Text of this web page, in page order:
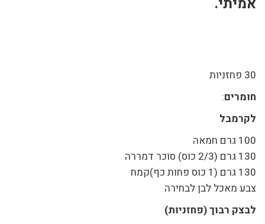
30 פחזניות
חומרים:
לקרמבל
100 גרם חמאה
130 גרם (2/3 כוס) סוכר דמררה
130 גרם (1 כוס פחות כף)קמח
צבע מאכל לבן לבחירה
לבצק רבוך (פחזניות)